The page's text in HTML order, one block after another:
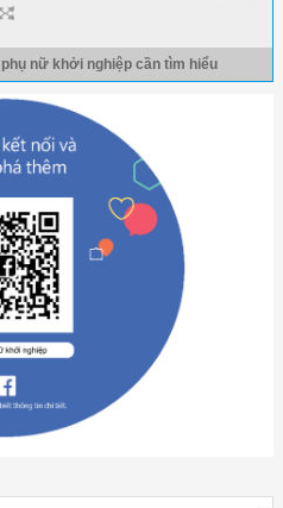
nữ khởi nghiệp cần tìm hiểu